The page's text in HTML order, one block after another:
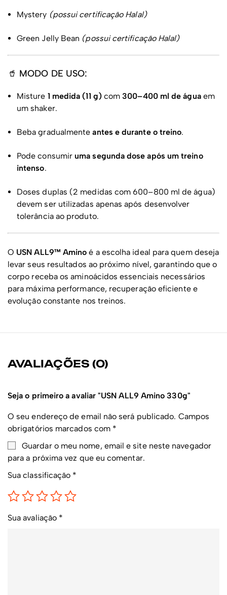
Mystery (possui certificação Halal)
Green Jelly Bean (possui certificação Halal)
🥤 MODO DE USO:
Misture 1 medida (11 g)com 300–400 ml de águaem
um shaker.
Beba gradualmenteantes e durante o treino.
Pode consumir uma segunda dose após um treino
intenso.
Doses duplas (2 medidas com 600–800 ml de água)
devem ser utilizadas apenas após desenvolver
tolerância ao produto.
O USN ALL9™ Amino é a escolha ideal para quem deseja
levar seus resultados ao próximo nível, garantindo que o
corpo receba os aminoácidos essenciais necessários
para máxima performance, recuperação eficiente e
evolução constante nos treinos.
AVALIAÇÕES (0)
Seja o primeiro a avaliar "USN ALL9 Amino 330g"
O seu endereço de email não será publicado. Campos
obrigatórios marcados com *
Guardar o meu nome, email e site neste navegador
para a próxima vez que eu comentar.
Sua classificação *
Sua avaliação *